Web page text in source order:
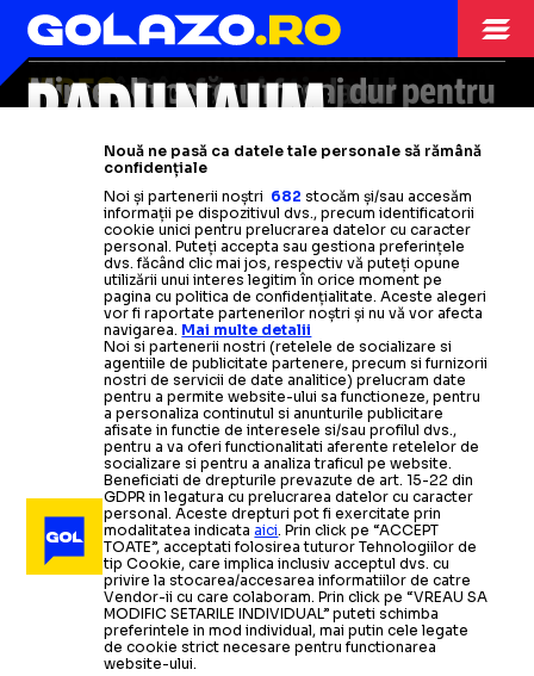
SAN MARINO
Probleme și pentruRomânia U21!
S-aaccidentat și va rata
următoarele două meciuri
Citește mai mult
Surprize înlotul României U21
pentru meciurile cu Kosovo și San
Marino
Citește mai mult
Israelienii comentează debutul
oficial al luiLisav Eissatpentru
și îi face lobby
Citește mai mult
JENANT
Ces-aîntâmplat în timpul
Marino » Precizările FRF
Citește mai mult
SUPERB
VIDEO:Ce a făcut fundașul
San Marino:„Nu-mivine să cred!”
Citește mai mult
AFARĂ!”
Mircea Lucescu, mesaj dur pentru
Răzvan Marin, Stanciu și Drăgușin
Citește mai mult
OPINII
RADU NAUM
Nu vom fi la Cupa Mondială
Citește mai mult
NATIONALA
RĂZVAN MARIN, DIN NOU CĂPITAN Contestat de
Mircea Lucescu, susținut de vestiar.Hagi a refuzat
banderolaîn favoarea veteranului „tricolorilor”
NATIONALA 19.11.2025
„NUNE-AMCÂȘTIGAT ACEST DREPT” Rațiua apărut
supărat la interviuri: „Cine vine să vină, noi trebuie
să venim cum trebuie”
NATIONALA 19.11.2025
„PUTEM CÂȘTIGA
LA BARAJ”
Vlad Dragomir,încă afectat de
eșecul cu Bosnia: „E greu, dar știm
NATIONALA 19.11.2025
„NE VEDEM ÎN SUA”
Ianis Hagicrede în continuare în
șansele României: „Mergem la
Nouă ne pasă ca datele tale personale să rămână
confidențiale
Noi și partenerii noștri 682 stocăm și/sau accesăm
informații pe dispozitivul dvs., precum identificatorii
cookie unici pentru prelucrarea datelor cu caracter
personal. Puteți accepta sau gestiona preferințele
dvs. făcând clic mai jos, respectiv vă puteți opune
utilizării unui interes legitim în orice moment pe
pagina cu politica de confidențialitate. Aceste alegeri
vor fi raportate partenerilor noștri și nu vă vor afecta
navigarea. Mai multe detalii
Noi si partenerii nostri (retelele de socializare si
agentiile de publicitate partenere, precum si furnizorii
nostri de servicii de date analitice) prelucram date
pentru a permite website-ului sa functioneze, pentru
a personaliza continutul si anunturile publicitare
afisate in functie de interesele si/sau profilul dvs.,
pentru a va oferi functionalitati aferente retelelor de
socializare si pentru a analiza traficul pe website.
Beneficiati de drepturile prevazute de art. 15-22 din
GDPR in legatura cu prelucrarea datelor cu caracter
personal. Aceste drepturi pot fi exercitate prin
modalitatea indicataaici . Prin click pe “ACCEPT
TOATE”, acceptati folosirea tuturor Tehnologiilor de
tip Cookie, care implica inclusiv acceptul dvs. cu
privire la stocarea/accesarea informatiilor de catre
Vendor-ii cu care colaboram. Prin click pe “VREAU SA
MODIFIC SETARILE INDIVIDUAL” puteti schimba
preferintele in mod individual, mai putin cele legate
de cookie strict necesare pentru functionarea
website-ului.